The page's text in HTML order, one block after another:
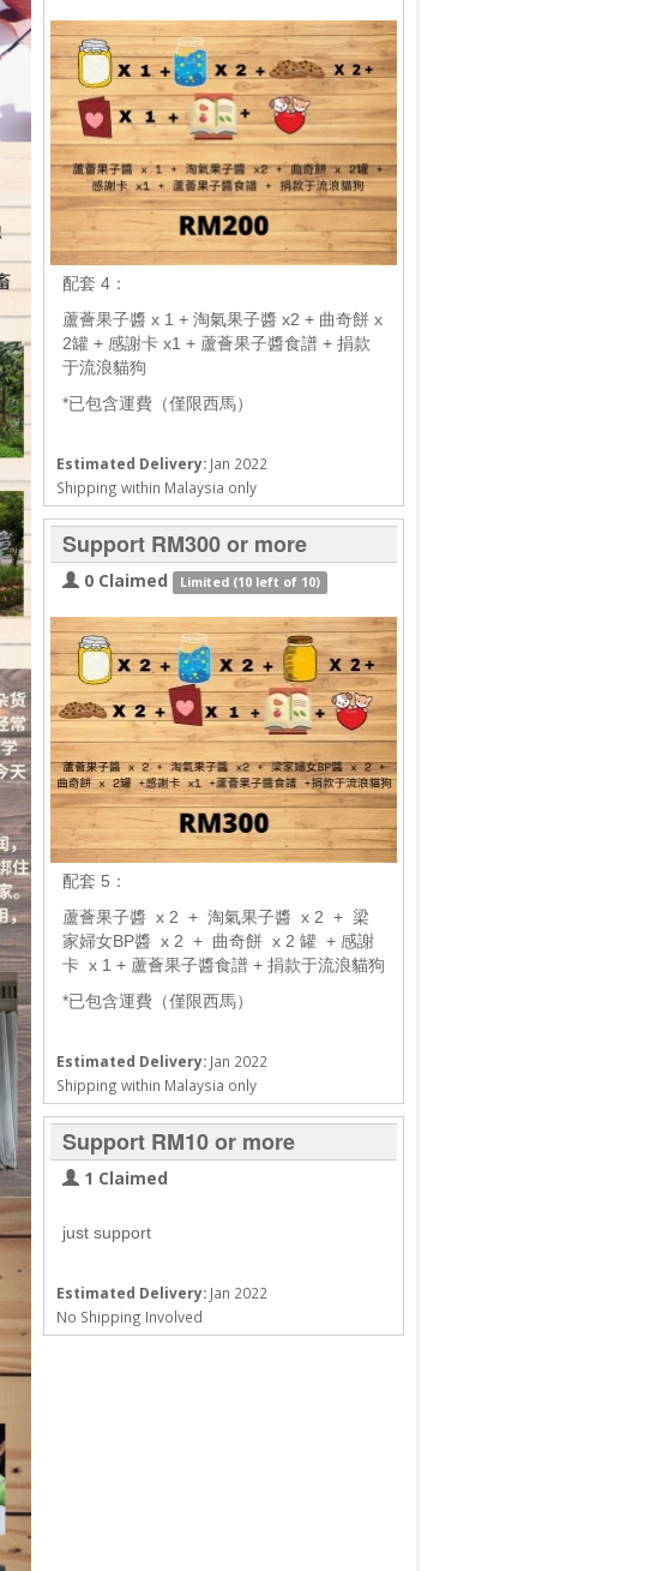
配套 4：
蘆薈果子醬 x 1 + 淘氣果子醬 x2 + 曲奇餅 x
2罐 + 感謝卡 x1 + 蘆薈果子醬食譜 + 捐款
于流浪貓狗
*已包含運費（僅限西馬）
Estimated Delivery: Jan 2022
Shipping within Malaysia only
Support RM300 or more
0 Claimed Limited (10 left of 10)
配套 5：
蘆薈果子醬 x 2 + 淘氣果子醬 x 2 + 梁
家婦女BP醬 x 2 + 曲奇餅 x 2 罐 + 感謝
卡 x 1 + 蘆薈果子醬食譜 + 捐款于流浪貓狗
*已包含運費（僅限西馬）
Estimated Delivery: Jan 2022
Shipping within Malaysia only
Support RM10 or more
1 Claimed
just support
Estimated Delivery: Jan 2022
No Shipping Involved